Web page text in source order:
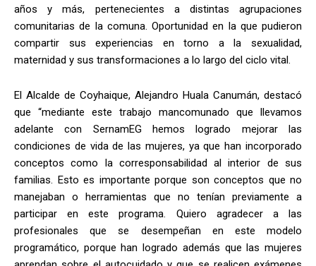
años y más, pertenecientes a distintas agrupaciones
comunitarias de la comuna. Oportunidad en la que pudieron
compartir sus experiencias en torno a la sexualidad,
maternidad y sus transformaciones a lo largo del ciclo vital.
El Alcalde de Coyhaique, Alejandro Huala Canumán, destacó
que “mediante este trabajo mancomunado que llevamos
adelante con SernamEG hemos logrado mejorar las
condiciones de vida de las mujeres, ya que han incorporado
conceptos como la corresponsabilidad al interior de sus
familias. Esto es importante porque son conceptos que no
manejaban o herramientas que no tenían previamente a
participar en este programa. Quiero agradecer a las
profesionales que se desempeñan en este modelo
programático, porque han logrado además que las mujeres